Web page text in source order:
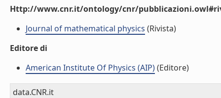
Http://www.cnr.it/ontology/cnr/
Journal of mathematical physics (Rivista)
Editore di
American Institute Of Physics (AIP)(Editore)
data.CNR.it